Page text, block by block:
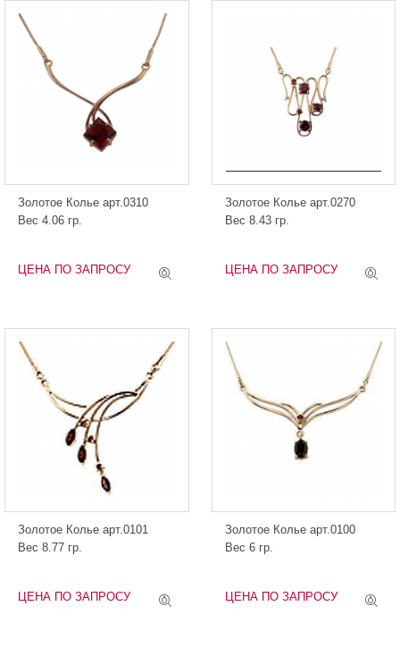
Золотое Колье арт.0310
Вес 4.06 гр.
ЦЕНА ПО ЗАПРОСУ
Золотое Колье арт.0270
Вес 8.43 гр.
ЦЕНА ПО ЗАПРОСУ
Золотое Колье арт.0101
Вес 8.77 гр.
ЦЕНА ПО ЗАПРОСУ
Золотое Колье арт.0100
Вес 6 гр.
ЦЕНА ПО ЗАПРОСУ